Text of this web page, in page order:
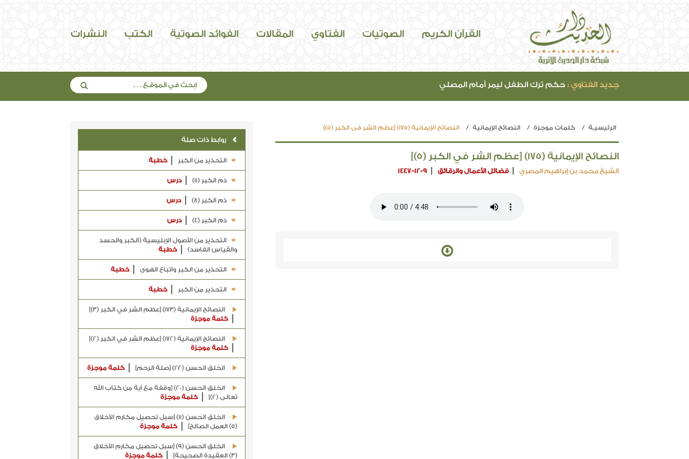
القرآن الكريم الصوتيات الفتاوي المقالات الفوائد الصوتية الكتب النشرات
جديد الفتاوي : حكم ترك الطفل ليمر أمام المصلي
الرئيسيـة كلمات موجزة النصائح الإيمانية النصائح الإيمانية (175) [عظم الشر في الكبر (5)]
النصائح الإيمانية (175) [عظم الشر في الكبر (5)]
الشيخ محمد بن إبراهيم المصري فضائل الأعمال والرقائق 1447-12-9
روابط ذات صلة
التحذير من الكبر خطبة
ذم الكبر (11) درس
ذم الكبر (8) درس
ذم الكبر (4) درس
التحذير من الأصول الإبليسية (الكبر والحسد
والقياس الفاسد)
خطبة
التحذير من الكبر واتباع الهوى خطبة
التحذير من الكبر خطبة
النصائح الإيمانية (173) [عظم الشر في الكبر (3)]
كلمة موجزة
النصائح الإيمانية (172) [عظم الشر في الكبر (2)]
كلمة موجزة
الخلق الحسن (22) [صلة الرحم] كلمة موجزة
الخلق الحسن (20) [وقفة مع آية من كتاب الله
تعالى (2)]
كلمة موجزة
الخلق الحسن (11) [سبل تحصيل مكارم الأخلاق
(5) العمل الصالح]
كلمة موجزة
الخلق الحسن (9) [سبل تحصيل مكارم الأخلاق
(3) العقيدة الصحيحة]
كلمة موجزة